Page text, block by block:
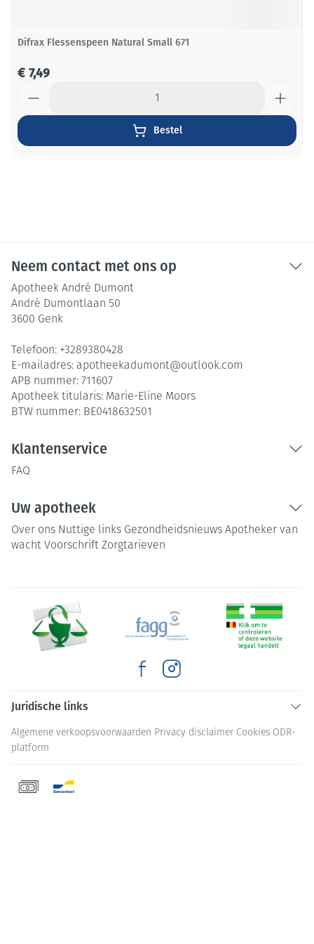
Difrax Flessenspeen Natural Small 671
€ 7,49
Bestel
Neem contact met ons op
Apotheek André Dumont
André Dumontlaan 50
3600 Genk
Telefoon: +3289380428
E-mailadres: apotheekadumont@outlook.com
APB nummer: 711607
Apotheek titularis: Marie-Eline Moors
BTW nummer: BE0418632501
Klantenservice
FAQ
Uw apotheek
Over ons Nuttige links Gezondheidsnieuws Apotheker van
wacht Voorschrift Zorgtarieven
Juridische links
Algemene verkoopsvoorwaarden Privacy disclaimer Cookies ODR-
platform